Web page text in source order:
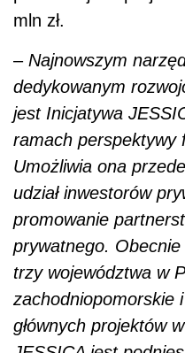
mln zł.
– Najnowszym
dedykowanym
jest Inicjatywa
ramach perspektywy
Umożliwia ona
udział inwestorów
promowanie
prywatnego.
trzy województwa w
zachodniopomorskie
głównych projektów